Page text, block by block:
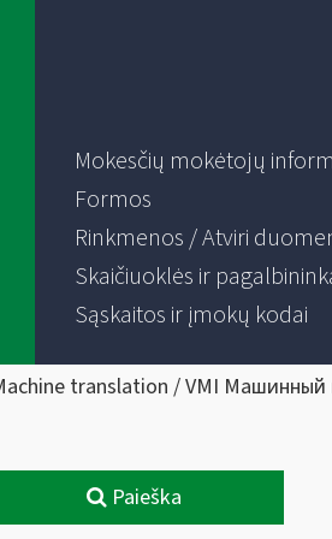
Mokesčių mokėtojų
Formos
Rinkmenos / Atviri
Skaičiuoklės ir
Sąskaitos ir įmokų kodai
translation / VMI
Paieška